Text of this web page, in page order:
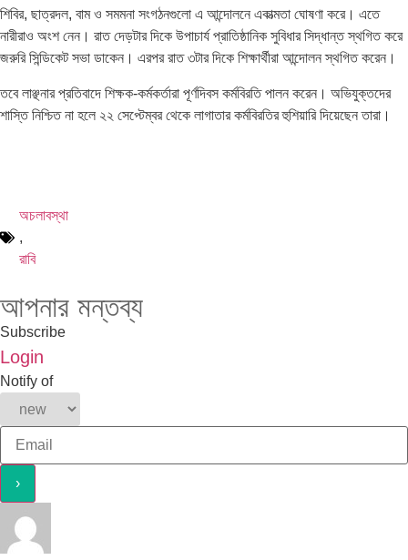
শিবির, ছাত্রদল, বাম ও সমমনা সংগঠনগুলো এ আন্দোলনে একাত্মতা ঘোষণা করে। এতে
নারীরাও অংশ নেন। রাত দেড়টার দিকে উপাচার্য প্রাতিষ্ঠানিক সুবিধার সিদ্ধান্ত স্থগিত করে
জরুরি সিন্ডিকেট সভা ডাকেন। এরপর রাত ৩টার দিকে শিক্ষার্থীরা আন্দোলন স্থগিত করেন।
তবে লাঞ্ছনার প্রতিবাদে শিক্ষক-কর্মকর্তারা পূর্ণদিবস কর্মবিরতি পালন করেন। অভিযুক্তদের
শাস্তি নিশ্চিত না হলে ২২ সেপ্টেম্বর থেকে লাগাতার কর্মবিরতির হুশিয়ারি দিয়েছেন তারা।
অচলাবস্থা
,
রাবি
আপনার মন্তব্য
Subscribe
Login
Notify of